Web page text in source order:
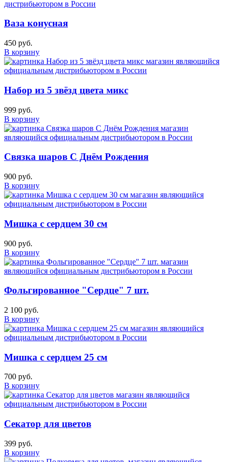
Ваза конусная
450 руб.
В корзину
Набор из 5 звёзд цвета микс
999 руб.
В корзину
Связка шаров С Днём Рождения
900 руб.
В корзину
Мишка с сердцем 30 см
900 руб.
В корзину
Фольгированное "Сердце" 7 шт.
2 100 руб.
В корзину
Мишка с сердцем 25 см
700 руб.
В корзину
Секатор для цветов
399 руб.
В корзину